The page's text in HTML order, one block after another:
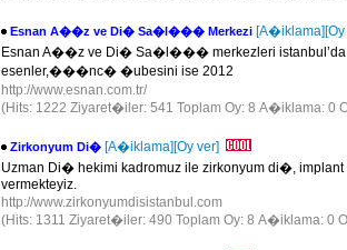
Esnan A��z ve Di� Sa�l��� Merkezi [A�iklama]
Esnan A��z ve Di� Sa�l��� merkezleri
esenler,���nc� �ubesini ise 2012
http://www.esnan.com.tr/
(Hits: 1222 Ziyaret�iler: 541 Toplam Oy: 8 A�iklama: 0
Zirkonyum Di� [A�iklama][Oy ver]
Uzman Di� hekimi kadromuz ile zirkonyum di�,
vermekteyiz.
http://www.zirkonyumdisistanbul.com
(Hits: 1311 Ziyaret�iler: 490 Toplam Oy: 8 A�iklama: 0